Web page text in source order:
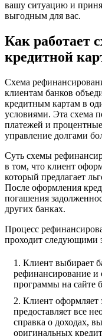
вашу ситуацию и
выгодным для вас.
Как работает
кредитной
Схема
клиентам банков
кредитным картам в
условиями. Эта схема
платежей и
управление долгами
Суть схемы
в том, что клиент
который предлагает
После оформления
погашения
других банках.
Процесс
проходит следующими
Клиент выбирает
рефинансирование и
программы на сайте
Клиент оформляет
предоставляет все
справка о доходах,
оригинальных